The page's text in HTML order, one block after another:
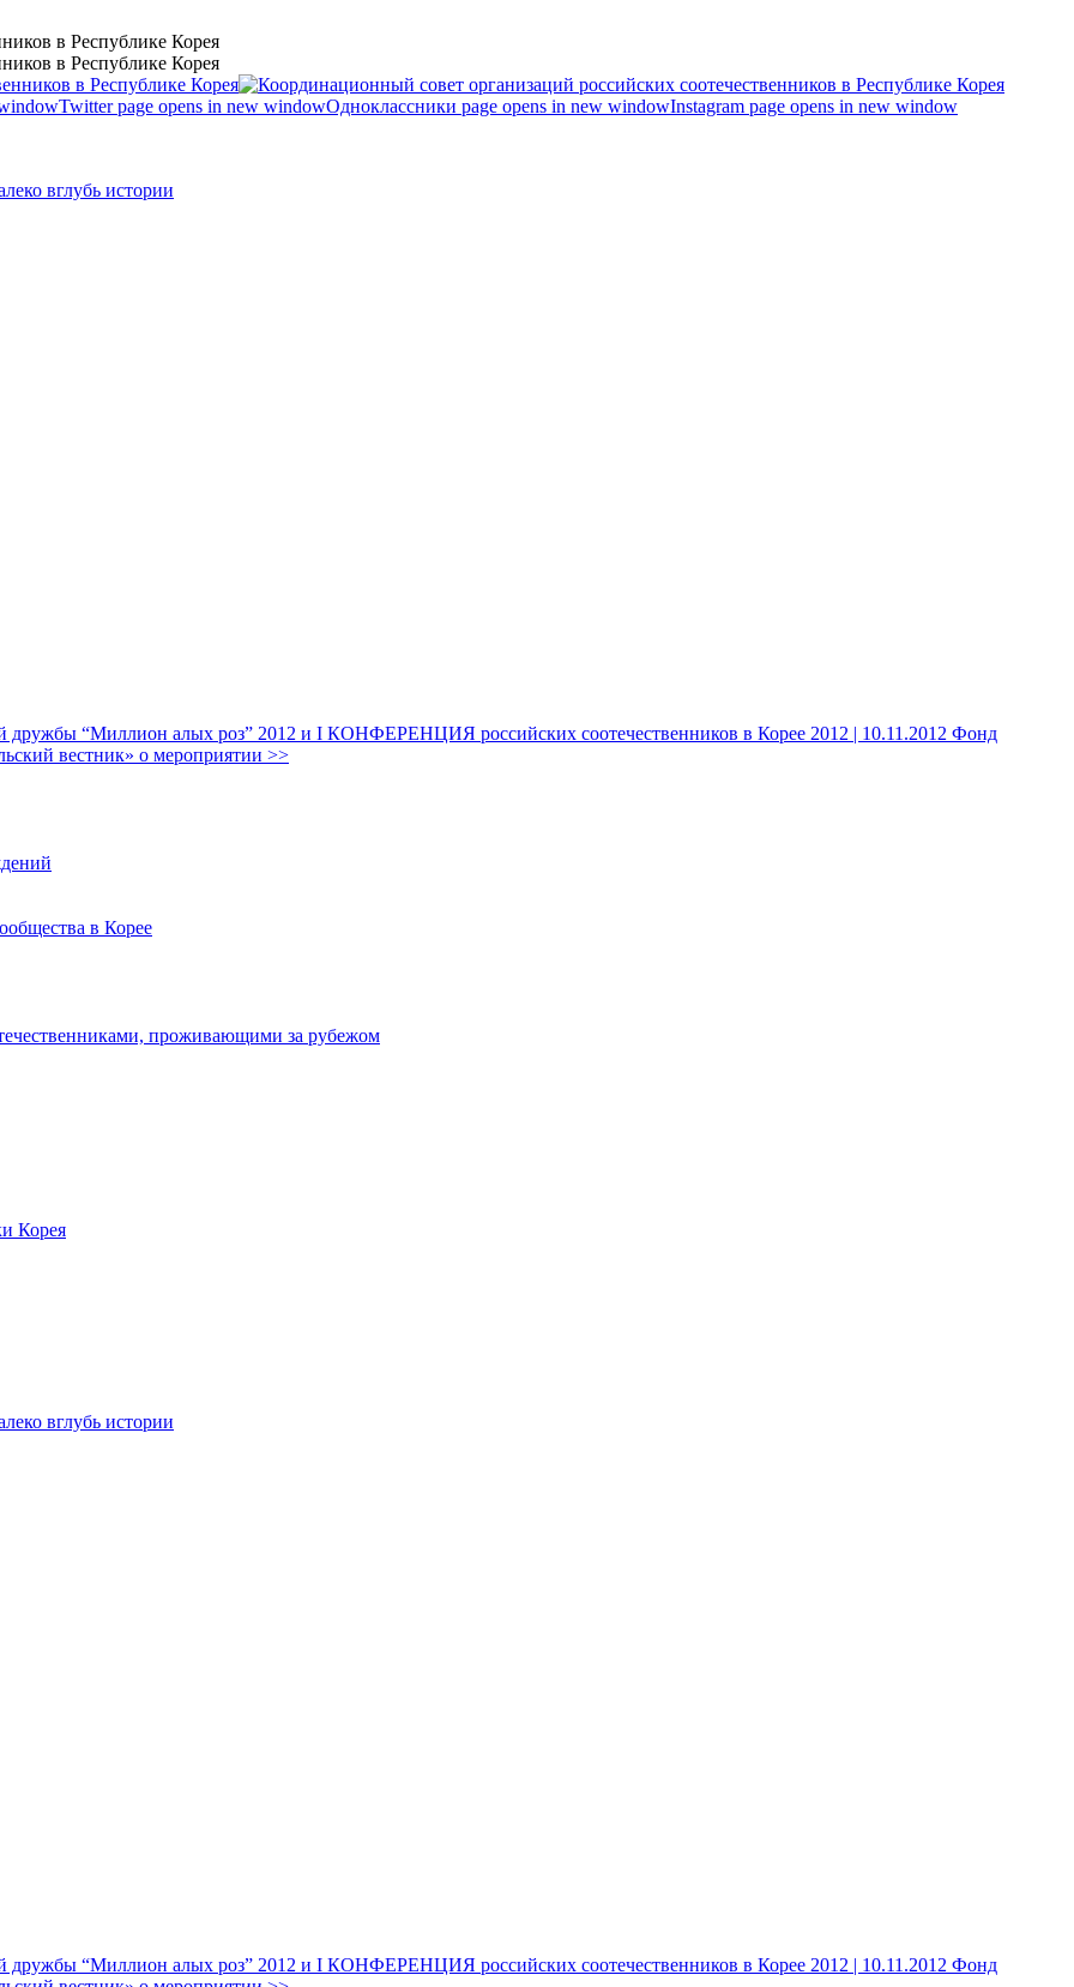
в Республике Корея
в Республике Корея
Twitter page opens in new windowОдноклассники page opens in new windowInstagram page opens in new window
вглубь истории
“Миллион алых роз” 2012 и I КОНФЕРЕНЦИЯ российских соотечественников в Корее 2012 | 10.11.2012 Фонд
вестник» о мероприятии >>
в Корее
проживающими за рубежом
Корея
вглубь истории
“Миллион алых роз” 2012 и I КОНФЕРЕНЦИЯ российских соотечественников в Корее 2012 | 10.11.2012 Фонд